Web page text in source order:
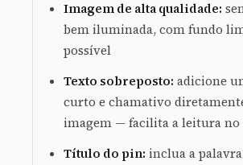
Imagem de alta qualidade:
bem iluminada, com fundo
possível
Texto sobreposto: adicione
curto e chamativo
imagem — facilita a leitura no
Título do pin: inclua a